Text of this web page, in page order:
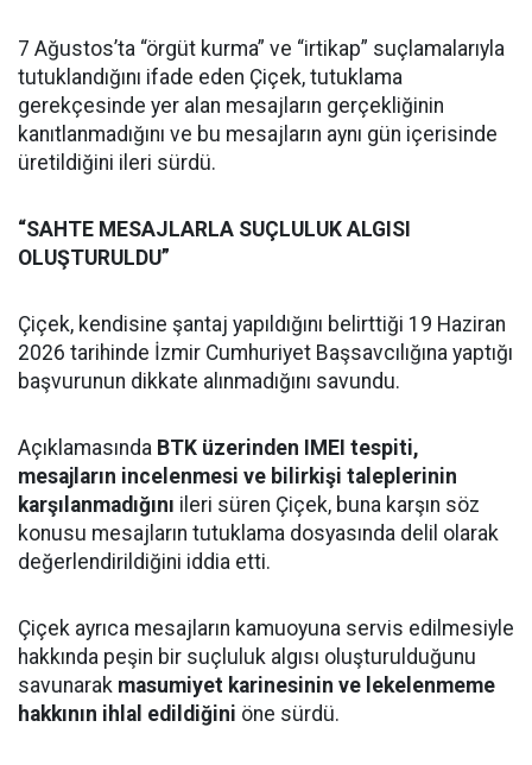
7 Ağustos’ta “örgüt kurma” ve “irtikap” suçlamalarıyla
tutuklandığını ifade eden Çiçek, tutuklama
gerekçesinde yer alan mesajların gerçekliğinin
kanıtlanmadığını ve bu mesajların aynı gün içerisinde
üretildiğini ileri sürdü.
“SAHTE MESAJLARLA SUÇLULUK ALGISI
OLUŞTURULDU”
Çiçek, kendisine şantaj yapıldığını belirttiği 19 Haziran
2026 tarihinde İzmir Cumhuriyet Başsavcılığına yaptığı
başvurunun dikkate alınmadığını savundu.
Açıklamasında BTK üzerinden IMEI tespiti,
mesajların incelenmesi ve bilirkişi taleplerinin
karşılanmadığını ileri süren Çiçek, buna karşın söz
konusu mesajların tutuklama dosyasında delil olarak
değerlendirildiğini iddia etti.
Çiçek ayrıca mesajların kamuoyuna servis edilmesiyle
hakkında peşin bir suçluluk algısı oluşturulduğunu
savunarak masumiyet karinesinin ve lekelenmeme
hakkının ihlal edildiğini öne sürdü.